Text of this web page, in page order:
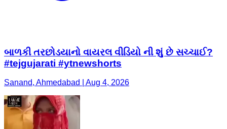
બાળકી તરછોડયાનો વાયરલ વીડિયો ની શું છે સચ્ચાઈ?
#tejgujarati #ytnewshorts
Sanand, Ahmedabad | Aug 4, 2026